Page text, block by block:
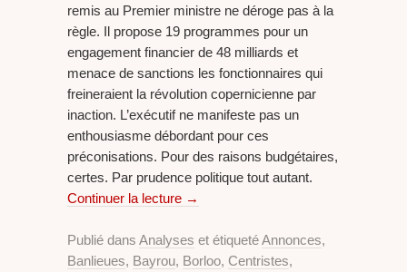
remis au Premier ministre ne déroge pas à la
règle. Il propose 19 programmes pour un
engagement financier de 48 milliards et
menace de sanctions les fonctionnaires qui
freineraient la révolution copernicienne par
inaction. L’exécutif ne manifeste pas un
enthousiasme débordant pour ces
préconisations. Pour des raisons budgétaires,
certes. Par prudence politique tout autant.
Continuer la lecture →
Publié dans Analyses et étiquetéAnnonces,
Banlieues, Bayrou, Borloo, Centristes,